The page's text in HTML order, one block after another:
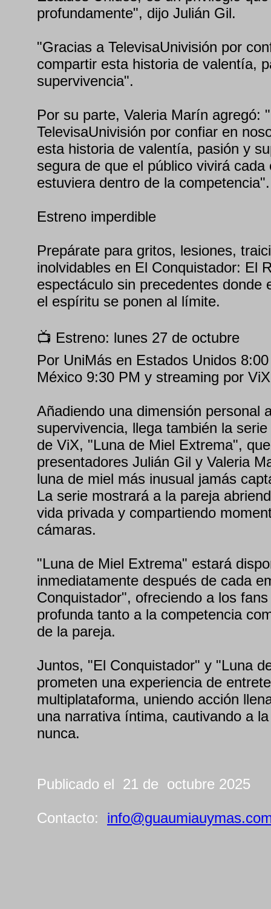
profundamente", dijo Julián Gil.
"Gracias a TelevisaUnivisión por
compartir esta historia de valentía,
supervivencia".
Por su parte, Valeria Marín agregó:
TelevisaUnivisión por confiar en
esta historia de valentía, pasión y
segura de que el público vivirá
estuviera dentro de la competencia".
Estreno imperdible
Prepárate para gritos, lesiones,
inolvidables en El Conquistador: El
espectáculo sin precedentes donde
el espíritu se ponen al límite.
📺 Estreno: lunes 27 de octubre
Por UniMás en Estados Unidos
México 9:30 PM y streaming por ViX
Añadiendo una dimensión personal
supervivencia, llega también la
de ViX, "Luna de Miel Extrema",
presentadores Julián Gil y Valeria
luna de miel más inusual jamás
La serie mostrará a la pareja
vida privada y compartiendo
cámaras.
"Luna de Miel Extrema" estará
inmediatamente después de cada
Conquistador", ofreciendo a los
profunda tanto a la competencia
de la pareja.
Juntos, "El Conquistador" y "Luna
prometen una experiencia de
multiplataforma, uniendo acción
una narrativa íntima, cautivando a
nunca.
Publicado el 21 de octubre 2025
Contacto: